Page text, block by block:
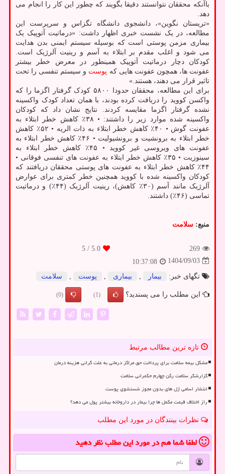
باآنکه محققان نتوانستند دقیقا بگویند که چطور این کار را انجام می
دهد.
«تریستان نگوین»، دانشجوی دانشگاه تگزاس و سرپرست این
مطالعه، در یک نشست خبری اظهار داشت: «درماتیت آتوپیک یک
بیماری مزمن پوستی است که بوسیله سیستم ایمنی بدن هدایت
می شود و اغلب مقدم بر ابتلاء به آسم و رینیت آلرژیک است.
کودکان دچار درماتیت آتوپیک همینطور در معرض خطر بیشتر
عفونت ها، همچون عفونت هایی که پوست و سیستم تنفسی را تحت
تاثیر قرار می دهند، هستند.»
برای این مطالعه، محققان حدودا ۵۸۰۰ کودک گرفتار اگزما را که
واکسن کووید را دریافت کرده بودند، با همان تعداد کودک واکسینه
نشده گرفتار اگزما مقایسه کردند. نتایج نشان داد که کودکان
واکسینه شده موارد زیر را داشتند: • ۳۸٪ کاهش خطر ابتلاء به
عفونت گوش • ۴۰٪ کاهش خطر ابتلاء به ذات الریه • ۵۲٪ کاهش
خطر ابتلاء به برونشیت و برونشیولیت • ۴۶٪ کاهش خطر ابتلاء به
عفونت های ویروسی غیر کووید • ۴۵٪ کاهش خطر ابتلاء به
سینوزیت • ۳۵٪ کاهش خطر ابتلاء به عفونت های تنفسی فوقانی •
۴۴٪ کاهش خطر ابتلاء به عفونت های پوستی محققان دریافتند که
کودکان واکسینه شده با کووید همچنین خطر کمتری برای عوارض
آلرژیک مانند آسم (۳۰٪ کاهش)، رینیت آلرژیک (۴۴٪) و درماتیت
تماسی (۴۶٪) داشتند.
منبع: سلامت
269
5.0
/ 5
1404/09/03
10:37:08
تگهای خبر:
بیمار بیماری پوست سلامت
این مطلب را می پسندید؟ (1)
(0)
تازه ترین مطالب مرتبط
مشکل بیمه سلامت برای پرداخت حق مراکز درمانی به علت گرانی هزینه درمان
گزارشگر سلامت رکن چهارم حکمرانی سلامت
انتشار اسامی ژل های بدون مجوز شستشوی پوست
راز اختلاف قیمت مکمل ها چرا بیمار در داروخانه بیشتر پول می دهد؟
نظرات بینندگان در مورد این مطلب
لطفا شما همدر مورد این مطلبنظر دهید